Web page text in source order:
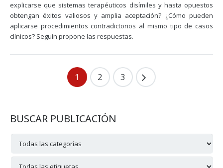
explicarse que sistemas terapéuticos disímiles y hasta opuestos
obtengan éxitos valiosos y amplia aceptación? ¿Cómo pueden
aplicarse procedimientos contradictorios al mismo tipo de casos
clínicos? Seguín propone las respuestas.
1 2 3
BUSCAR PUBLICACIÓN